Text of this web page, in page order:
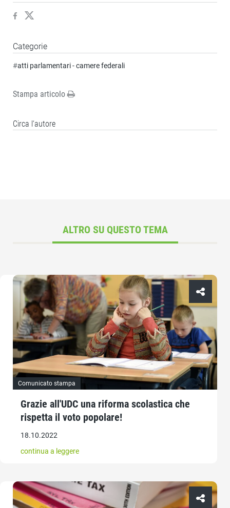
Categorie
#atti parlamentari - camere federali
Stampa articolo
Circa l‘autore
ALTRO SU QUESTO TEMA
Comunicato stampa
Grazie all'UDC una riforma scolastica che
rispetta il voto popolare!
18.10.2022
continua a leggere